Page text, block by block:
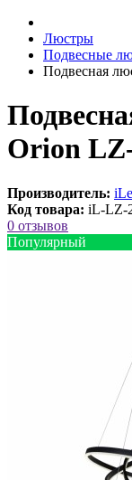
Люстры
Подвесные
Подвесная
Orion
Производитель:
Код товара: iL-LZ-
0 отзывов
Популярный